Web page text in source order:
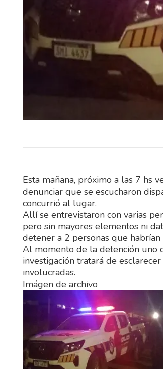
Esta mañana, próximo a las 7 hs
denunciar que se escucharon
concurrió al lugar.
Allí se entrevistaron con varias
pero sin mayores elementos ni
detener a 2 personas que
Al momento de la detención uno
investigación tratará de
involucradas.
Imágen de archivo
El Ministerio